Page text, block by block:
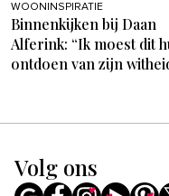
WOONINSPIRATIE
Binnenkijken bij Daan
Alferink: “Ik moest dit
ontdoen van zijn
Volg ons